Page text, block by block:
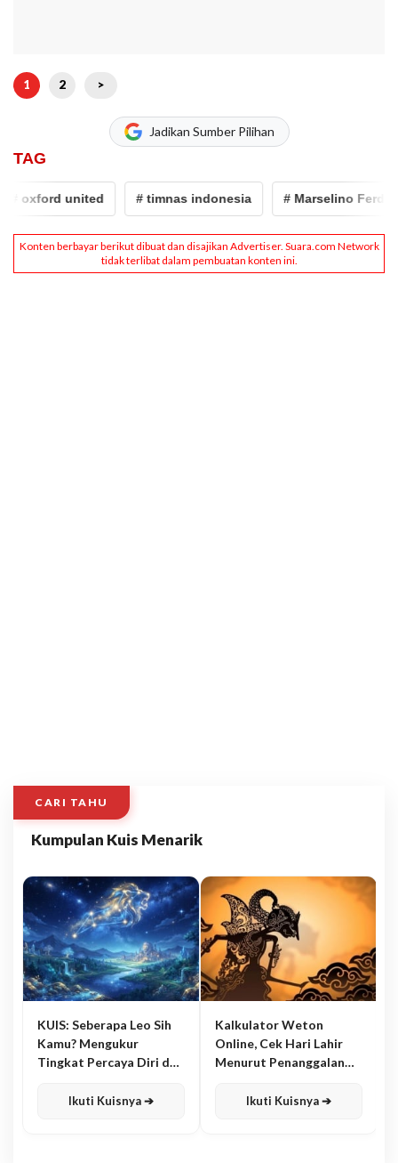
1 2 >
Jadikan Sumber Pilihan
TAG
united # timnas indonesia # Marselino Ferdinan
CARI TAHU
Kumpulan Kuis Menarik
KUIS: Seberapa Leo Sih
Kamu? Mengukur
Tingkat Percaya Diri dan
Ikuti Kuisnya ➔
Kalkulator Weton
Online, Cek Hari Lahir
Menurut Penanggalan
Ikuti Kuisnya ➔